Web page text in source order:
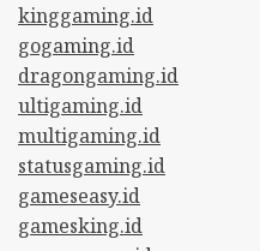
kinggaming.id
gogaming.id
dragongaming.id
ultigaming.id
multigaming.id
statusgaming.id
gameseasy.id
gamesking.id